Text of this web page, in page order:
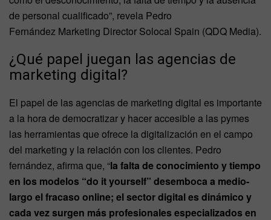
de personal cualificado”, revela Pedro
Fernández Marketing Director Solocal Spain (QDQ Media).
¿Qué papel juegan las agencias de
marketing digital?
El papel de las agencias de marketing digital es importante
a la hora de democratizar y hacer accesible a las pymes
las herramientas que ofrece la digitalización en el campo
del marketing y la relación con los clientes. Pedro
fernández, afirma que, “la falta de conocimiento y tiempo
en los modelos “do it yourself” desemboca a medio-
largo el fracaso online; el sector digital es dinámico y
cada vez surgen más profesionales especializados en